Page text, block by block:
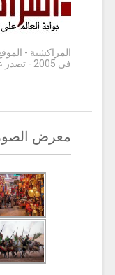
المراكشية -
في 2005 - تصدر عن شركة IMAR MED-SARL
معرض